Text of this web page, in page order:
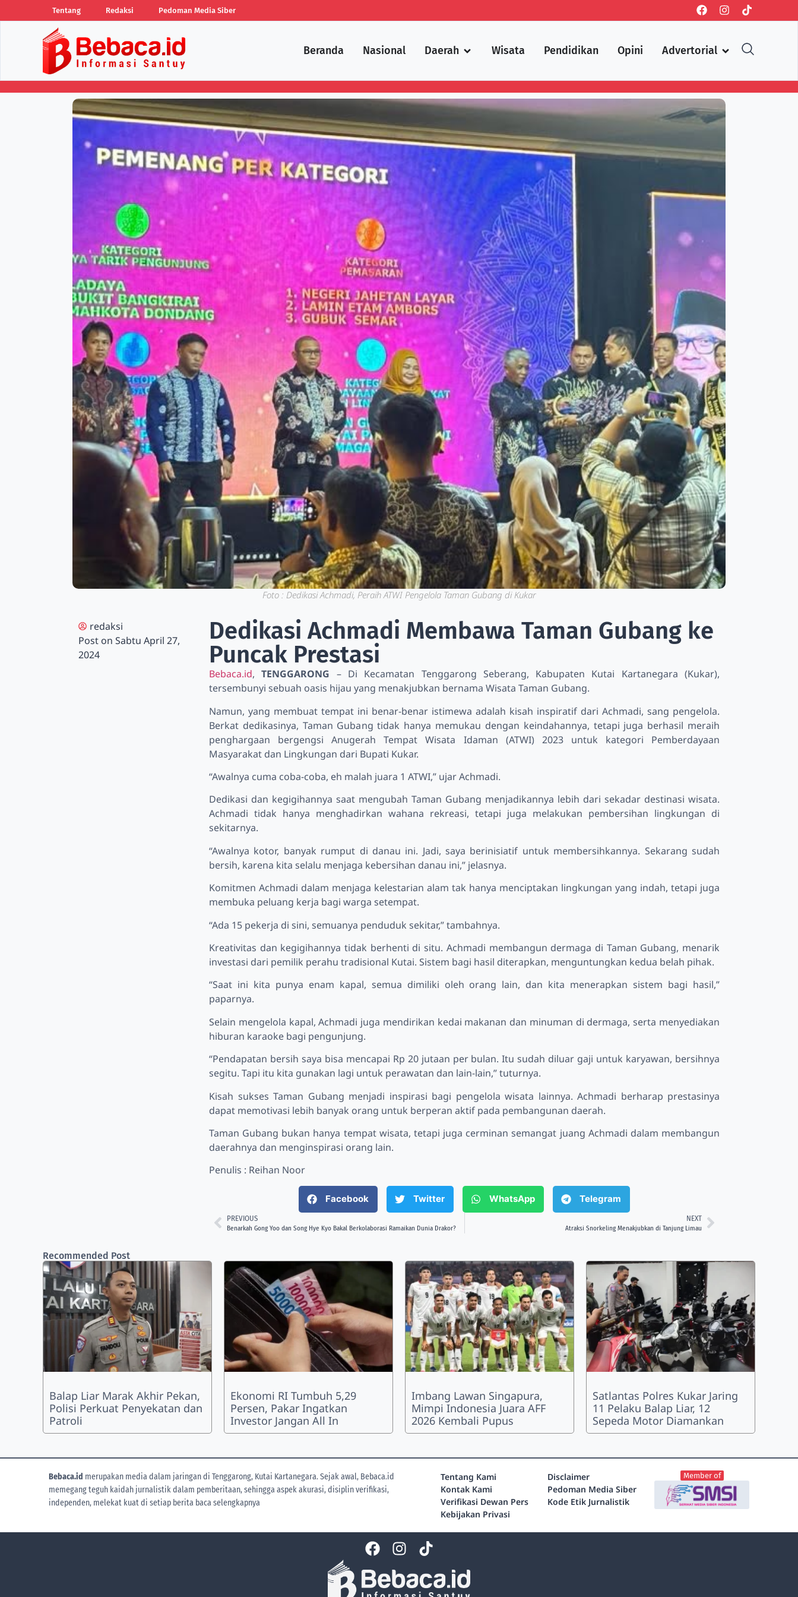
Tentang Redaksi Pedoman Media Siber
Beranda Nasional Daerah Wisata Pendidikan Opini Advertorial
Foto : Dedikasi Achmadi, Peraih ATWI Pengelola Taman Gubang di Kukar
redaksi
Post on Sabtu April 27,
2024
Dedikasi Achmadi Membawa Taman Gubang ke
Puncak Prestasi
Bebaca.id,TENGGARONG – Di Kecamatan Tenggarong Seberang, Kabupaten Kutai Kartanegara (Kukar),
tersembunyi sebuah oasis hijau yang menakjubkan bernama Wisata Taman Gubang.
Namun, yang membuat tempat ini benar-benar istimewa adalah kisah inspiratif dari Achmadi, sang pengelola.
Berkat dedikasinya, Taman Gubang tidak hanya memukau dengan keindahannya, tetapi juga berhasil meraih
penghargaan bergengsi Anugerah Tempat Wisata Idaman (ATWI) 2023 untuk kategori Pemberdayaan
Masyarakat dan Lingkungan dari Bupati Kukar.
“Awalnya cuma coba-coba, eh malah juara 1 ATWI,” ujar Achmadi.
Dedikasi dan kegigihannya saat mengubah Taman Gubang menjadikannya lebih dari sekadar destinasi wisata.
Achmadi tidak hanya menghadirkan wahana rekreasi, tetapi juga melakukan pembersihan lingkungan di
sekitarnya.
“Awalnya kotor, banyak rumput di danau ini. Jadi, saya berinisiatif untuk membersihkannya. Sekarang sudah
bersih, karena kita selalu menjaga kebersihan danau ini,” jelasnya.
Komitmen Achmadi dalam menjaga kelestarian alam tak hanya menciptakan lingkungan yang indah, tetapi juga
membuka peluang kerja bagi warga setempat.
“Ada 15 pekerja di sini, semuanya penduduk sekitar,” tambahnya.
Kreativitas dan kegigihannya tidak berhenti di situ. Achmadi membangun dermaga di Taman Gubang, menarik
investasi dari pemilik perahu tradisional Kutai. Sistem bagi hasil diterapkan, menguntungkan kedua belah pihak.
“Saat ini kita punya enam kapal, semua dimiliki oleh orang lain, dan kita menerapkan sistem bagi hasil,”
paparnya.
Selain mengelola kapal, Achmadi juga mendirikan kedai makanan dan minuman di dermaga, serta menyediakan
hiburan karaoke bagi pengunjung.
“Pendapatan bersih saya bisa mencapai Rp 20 jutaan per bulan. Itu sudah diluar gaji untuk karyawan, bersihnya
segitu. Tapi itu kita gunakan lagi untuk perawatan dan lain-lain,” tuturnya.
Kisah sukses Taman Gubang menjadi inspirasi bagi pengelola wisata lainnya. Achmadi berharap prestasinya
dapat memotivasi lebih banyak orang untuk berperan aktif pada pembangunan daerah.
Taman Gubang bukan hanya tempat wisata, tetapi juga cerminan semangat juang Achmadi dalam membangun
daerahnya dan menginspirasi orang lain.
Penulis : Reihan Noor
Facebook Twitter WhatsApp Telegram
PREVIOUS
Benarkah Gong Yoo dan Song Hye Kyo Bakal Berkolaborasi Ramaikan Dunia Drakor?
NEXT
Atraksi Snorkeling Menakjubkan di Tanjung Limau
Recommended Post
Balap Liar Marak Akhir Pekan,
Polisi Perkuat Penyekatan dan
Patroli
Ekonomi RI Tumbuh 5,29
Persen, Pakar Ingatkan
Investor Jangan All In
Imbang Lawan Singapura,
Mimpi Indonesia Juara AFF
2026 Kembali Pupus
Satlantas Polres Kukar Jaring
11 Pelaku Balap Liar, 12
Sepeda Motor Diamankan
Bebaca.id merupakan media dalam jaringan di Tenggarong, Kutai Kartanegara. Sejak awal, Bebaca.id
memegang teguh kaidah jurnalistik dalam pemberitaan, sehingga aspek akurasi, disiplin verifikasi,
independen, melekat kuat di setiap berita baca selengkapnya
Tentang Kami
Kontak Kami
Verifikasi Dewan Pers
Kebijakan Privasi
Disclaimer
Pedoman Media Siber
Kode Etik Jurnalistik
Member of